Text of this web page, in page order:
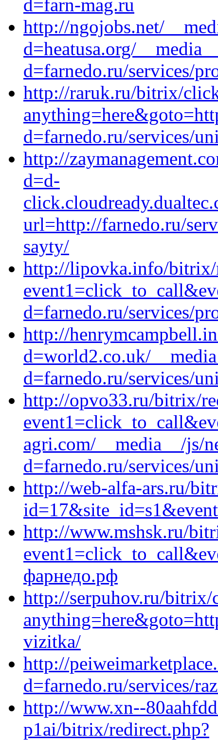
d=farn-mag.ru
http://ngojobs.net/
d=heatusa.org/
d=farnedo.ru/services/
http://raruk.ru/bitrix/
d=farnedo.ru/services/
http://
d=d-
url=http://farnedo.ru/
sayty/
http://lipovka.info/bitrix/
d=farnedo.ru/services/
http://
d=world2.co.uk/
d=farnedo.ru/services/
http://opvo33.ru/bitrix/
agri.com/__media__/js/
d=farnedo.ru/services/
http://web-alfa-ars.ru/
http://www.mshsk.ru/
фарнедо.рф
http://serpuhov.ru/bitrix/
vizitka/
http://
d=farnedo.ru/services/
http://www.xn--
p1ai/bitrix/redirect.php?